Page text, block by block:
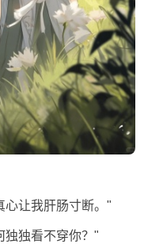
心让我肝肠寸断。"
独独看不穿你？"